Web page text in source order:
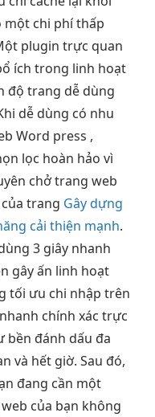
một chi phí thấp
plugin trực quan
ích trong linh hoạt
độ trang dễ dùng
dễ dùng có nhu
Word press ,
lọc hoàn hảo vì
chở trang web
trang Gây dựng
cải thiện mạnh.
3 giây nhanh
gây ấn linh hoạt
tối ưu chi nhập trên
nhanh chính xác trực
bền đánh dấu đa
và hết giờ. Sau đó,
đang cần một
của bạn không